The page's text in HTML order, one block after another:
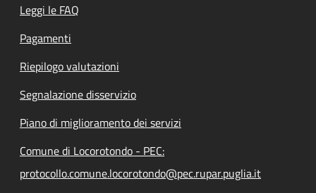
Leggi le FAQ
Pagamenti
Riepilogo valutazioni
Segnalazione disservizio
Piano di miglioramento dei servizi
Comune di Locorotondo - PEC:
protocollo.comune.locorotondo@pec.rupar.puglia.it